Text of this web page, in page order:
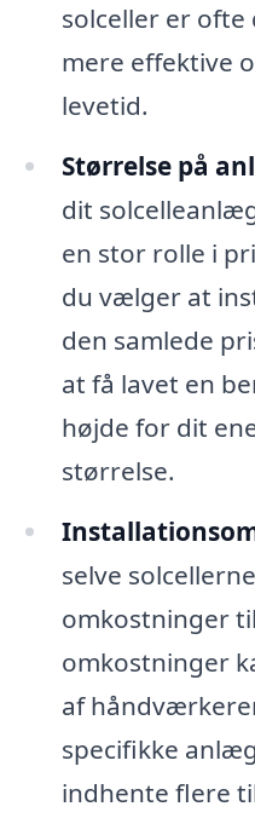
solceller er
mere effektive
levetid.
Størrelse på
dit
en stor rolle i
du vælger at
den samlede
at få lavet en
højde for dit
størrelse.
selve
omkostninger
omkostninger
af
specifikke
indhente flere